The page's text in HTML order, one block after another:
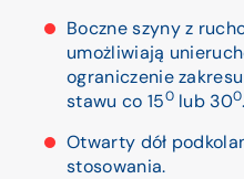
Boczne szyny z
umożliwiają
ograniczenie
stawu co 150lub 300.
Otwarty dół
stosowania.